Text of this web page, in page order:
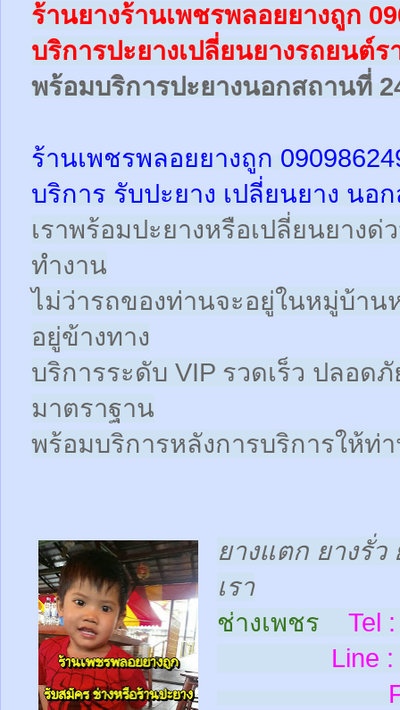
ร้านยางร้านเพชรพลอยยางถูก
บริการปะยางเปลี่ยนยางรถยนต์
พร้อมบริการปะยางนอกสถานที่
ร้านเพชรพลอยยางถูก
บริการ รับปะยาง เปลี่ยนยาง น
เราพร้อมปะยางหรือเปลี่ยนยาง
ทำงาน
ไม่ว่ารถของท่านจะอยู่ในหมู่บ้า
อยู่ข้างทาง
บริการระดับ VIP รวดเร็ว ปลอด
มาตราฐาน
พร้อมบริการหลังการบริการให้ท่
ยางแตก ยางรั่ว
เรา
ช่างเพชร
Tel :
Line :